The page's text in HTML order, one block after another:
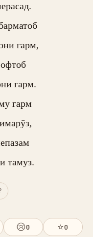
гарм,
гарм.
гарм
тамуз.
😢0 ⭐0